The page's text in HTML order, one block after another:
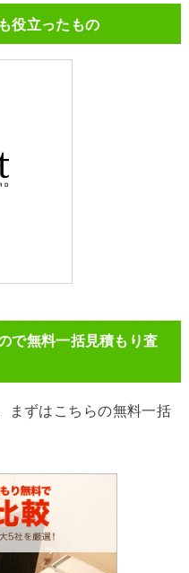
役立ったもの
で無料一括見積もり査
まずはこちらの無料一括